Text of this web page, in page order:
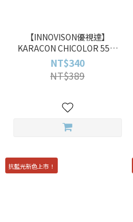
【INNOVISON優視達】
KARACON CHICOLOR 55%
#42 月影灰 Moony Gray 10pcs
彩色日拋
NT$340
NT$389
抗藍光新色上市！